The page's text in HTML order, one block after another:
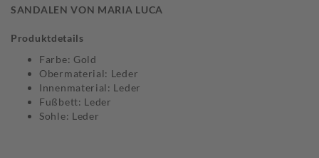
SANDALEN VON MARIA LUCA
Produktdetails
Farbe: Gold
Obermaterial: Leder
Innenmaterial: Leder
Fußbett: Leder
Sohle: Leder